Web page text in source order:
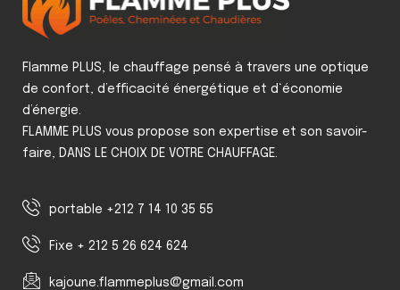
Flamme PLUS, le chauffage pensé à travers une optique
de confort, d’efficacité énergétique et d‘économie
d’énergie.
FLAMME PLUS vous propose son expertise et son savoir-
faire, DANS LE CHOIX DE VOTRE CHAUFFAGE.
portable +212 7 14 10 35 55
Fixe + 212 5 26 624 624
kajoune.flammeplus@gmail.com